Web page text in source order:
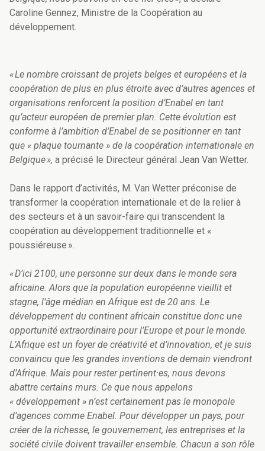
Caroline Gennez, Ministre de la Coopération au
développement.
« Le nombre croissant de projets belges et européens et la
coopération de plus en plus étroite avec d’autres agences et
organisations renforcent la position d’Enabel en tant
qu’acteur européen de premier plan. Cette évolution est
conforme à l’ambition d’Enabel de se positionner en tant
que « plaque tournante » de la coopération internationale en
Belgique », a précisé le Directeur général Jean Van Wetter.
Dans le rapport d’activités, M. Van Wetter préconise de
transformer la coopération internationale et de la relier à
des secteurs et à un savoir-faire qui transcendent la
coopération au développement traditionnelle et «
poussiéreuse ».
« D’ici 2100, une personne sur deux dans le monde sera
africaine. Alors que la population européenne vieillit et
stagne, l’âge médian en Afrique est de 20 ans. Le
développement du continent africain constitue donc une
opportunité extraordinaire pour l’Europe et pour le monde.
L’Afrique est un foyer de créativité et d’innovation, et je suis
convaincu que les grandes inventions de demain viendront
d’Afrique. Mais pour rester pertinent·es, nous devons
abattre certains murs. Ce que nous appelons
« développement » n’est certainement pas le monopole
d’agences comme Enabel. Pour développer un pays, pour
créer de la richesse, le gouvernement, les entreprises et la
société civile doivent travailler ensemble. Chacun a son rôle